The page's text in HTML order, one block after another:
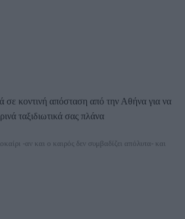
σε κοντινή απόσταση από την Αθήνα για να
ταξιδιωτικά σας πλάνα
-αν και ο καιρός δεν συμβαδίζει απόλυτα- και